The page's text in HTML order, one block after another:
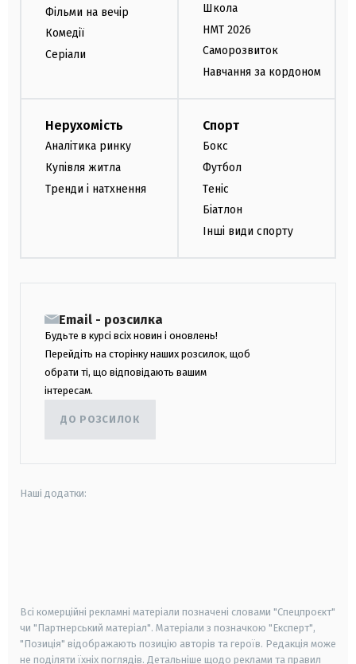
Фільми на вечір
Комедії
Серіали
Школа
НМТ 2026
Саморозвиток
Навчання за кордоном
Нерухомість
Аналітика ринку
Купівля житла
Тренди і натхнення
Спорт
Бокс
Футбол
Теніс
Біатлон
Інші види спорту
Email - розсилка
Будьте в курсі всіх новин і оновлень!
Перейдіть на сторінку наших розсилок, щоб
обрати ті, що відповідають вашим
інтересам.
ДО РОЗСИЛОК
Наші додатки:
Всі комерційні рекламні матеріали позначені словами "Спецпроєкт"
чи "Партнерський матеріал". Матеріали з позначкою "Експерт",
"Позиція" відображають позицію авторів та героїв. Редакція може
не поділяти їхніх поглядів. Детальніше щодо реклами та правил